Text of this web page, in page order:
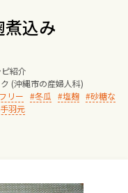
込み
紹介
(沖縄市の産婦人科)
リー 冬瓜 塩麹
砂糖な
羽元
さつ